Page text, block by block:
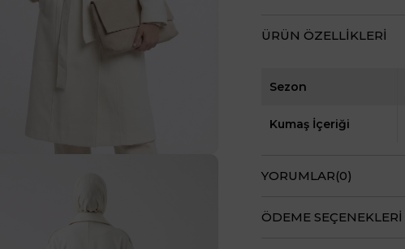
ÜRÜN ÖZELLIKLERI
Sezon
Kumaş İçeriği
YORUMLAR(0)
ÖDEME SEÇENEKLERI